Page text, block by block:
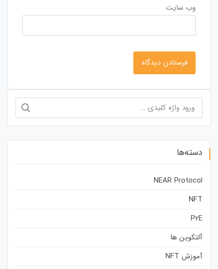
وب‌ سایت
برای:
دسته‌ها
NEAR Protocol
NFT
P2E
آلتکوین ها
آموزش NFT